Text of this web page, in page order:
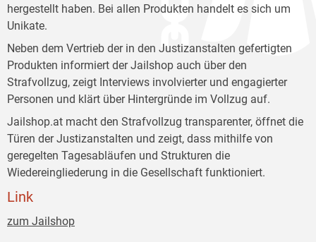
hergestellt haben. Bei allen Produkten handelt es sich um
Unikate.
Neben dem Vertrieb der in den Justizanstalten gefertigten
Produkten informiert der Jailshop auch über den
Strafvollzug, zeigt Interviews involvierter und engagierter
Personen und klärt über Hintergründe im Vollzug auf.
Jailshop.at macht den Strafvollzug transparenter, öffnet die
Türen der Justizanstalten und zeigt, dass mithilfe von
geregelten Tagesabläufen und Strukturen die
Wiedereingliederung in die Gesellschaft funktioniert.
Link
zum Jailshop